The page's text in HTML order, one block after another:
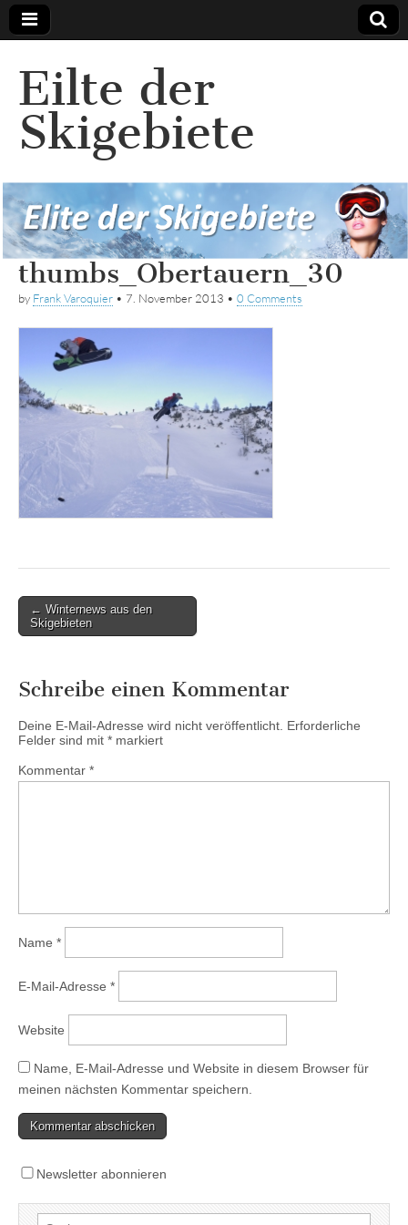
Eilte der
Skigebiete
thumbs_Obertauern_30
by Frank Varoquier • 7. November 2013 • 0 Comments
Post
navigation
← Winternews aus den
Skigebieten
Schreibe einen Kommentar
Deine E-Mail-Adresse wird nicht veröffentlicht. Erforderliche
Felder sind mit * markiert
Kommentar *
Name *
E-Mail-Adresse *
Website
Name, E-Mail-Adresse und Website in diesem Browser für
meinen nächsten Kommentar speichern.
Newsletter abonnieren